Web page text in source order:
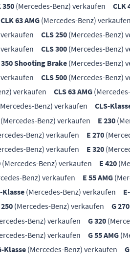
350(Mercedes-Benz) verkaufen CLK
CLK 63 AMG (Mercedes-Benz) verkaufen
CLS 250 (Mercedes-Benz)
CLS 300 (Mercedes-Benz)
350 Shooting Brake (Mercedes-Benz)
CLS 500 (Mercedes-Benz)
verkaufen CLS 63 AMG
Benz) verkaufen CLS-
(Mercedes-Benz) verkaufen E 230
Benz) verkaufen E 270
Benz) verkaufen E 320
(Mercedes-Benz) verkaufen E 420
Benz) verkaufen E 55 AMG
Klasse (Mercedes-Benz) verkaufen
(Mercedes-Benz) verkaufen G 270
Benz) verkaufen G 320
Benz) verkaufen G 55 AMG
Klasse (Mercedes-Benz) verkaufen